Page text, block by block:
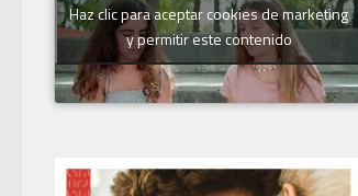
Haz clic para aceptar cookies de marketing
y permitir este contenido